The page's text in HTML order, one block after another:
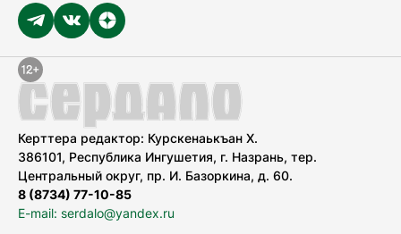
Керттера редактор: Курскенаькъан Х.
386101, Республика Ингушетия, г. Назрань, тер.
Центральный округ, пр. И. Базоркина, д. 60.
8 (8734) 77-10-85
E-mail: serdalo@yandex.ru